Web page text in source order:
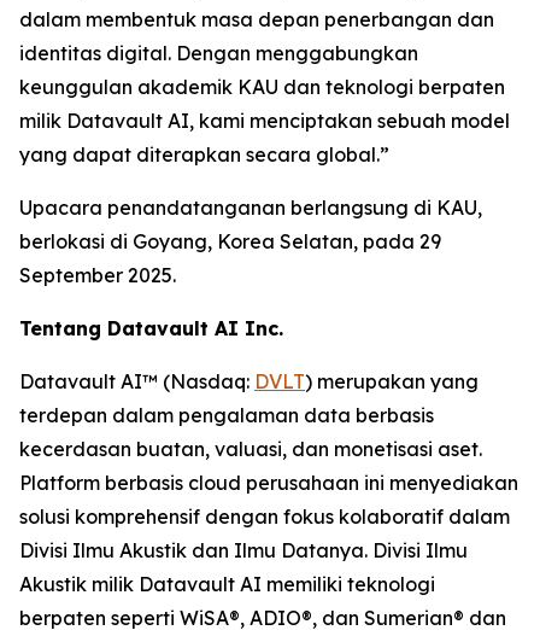
dalam membentuk masa depan penerbangan dan
identitas digital. Dengan menggabungkan
keunggulan akademik KAU dan teknologi berpaten
milik Datavault AI, kami menciptakan sebuah model
yang dapat diterapkan secara global.”
Upacara penandatanganan berlangsung di KAU,
berlokasi di Goyang, Korea Selatan, pada 29
September 2025.
Tentang Datavault AI Inc.
Datavault AI™ (Nasdaq: DVLT) merupakan yang
terdepan dalam pengalaman data berbasis
kecerdasan buatan, valuasi, dan monetisasi aset.
Platform berbasis cloud perusahaan ini menyediakan
solusi komprehensif dengan fokus kolaboratif dalam
Divisi Ilmu Akustik dan Ilmu Datanya. Divisi Ilmu
Akustik milik Datavault AI memiliki teknologi
berpaten seperti WiSA®, ADIO®, dan Sumerian® dan